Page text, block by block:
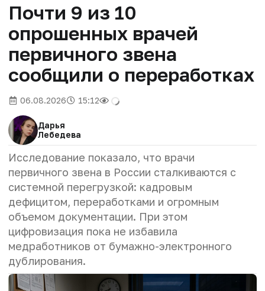
Почти 9 из 10
опрошенных врачей
первичного звена
сообщили о переработках
06.08.2026 15:12
Дарья
Лебедева
Исследование показало, что врачи
первичного звена в России сталкиваются с
системной перегрузкой: кадровым
дефицитом, переработками и огромным
объемом документации. При этом
цифровизация пока не избавила
медработников от бумажно-электронного
дублирования.